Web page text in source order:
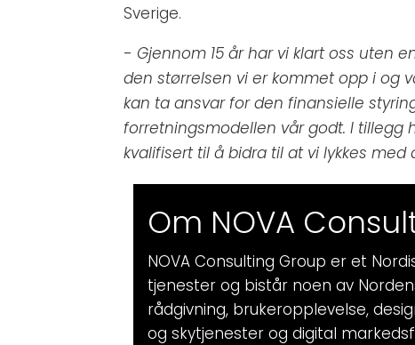
Sverige.
- Gjennom 15 år har vi klart oss uten
den størrelsen vi er kommet opp i og
kan ta ansvar for den finansielle
forretningsmodellen vår godt. I tillegg
kvalifisert til å bidra til at vi lykkes
Om NOVA
NOVA Consulting Group er et
tjenester og bistår noen av
rådgivning, brukeropplevelse,
og skytjenester og digital